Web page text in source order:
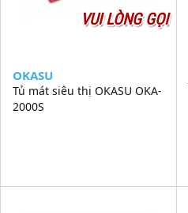
VUI LÒNG GỌI
OKASU
Tủ mát siêu thị OKASU OKA-
2000S